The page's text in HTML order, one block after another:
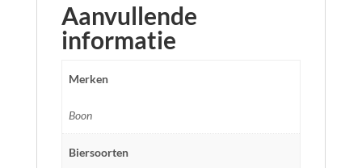
Aanvullende
informatie
Merken
Boon
Biersoorten